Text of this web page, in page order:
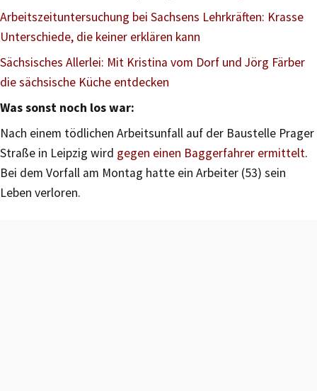
Arbeitszeituntersuchung bei Sachsens Lehrkräften: Krasse
Unterschiede, die keiner erklären kann
Sächsisches Allerlei: Mit Kristina vom Dorf und Jörg Färber
die sächsische Küche entdecken
Was sonst noch los war:
Nach einem tödlichen Arbeitsunfall auf der Baustelle Prager
Straße in Leipzig wird gegen einen Baggerfahrer ermittelt.
Bei dem Vorfall am Montag hatte ein Arbeiter (53) sein
Leben verloren.